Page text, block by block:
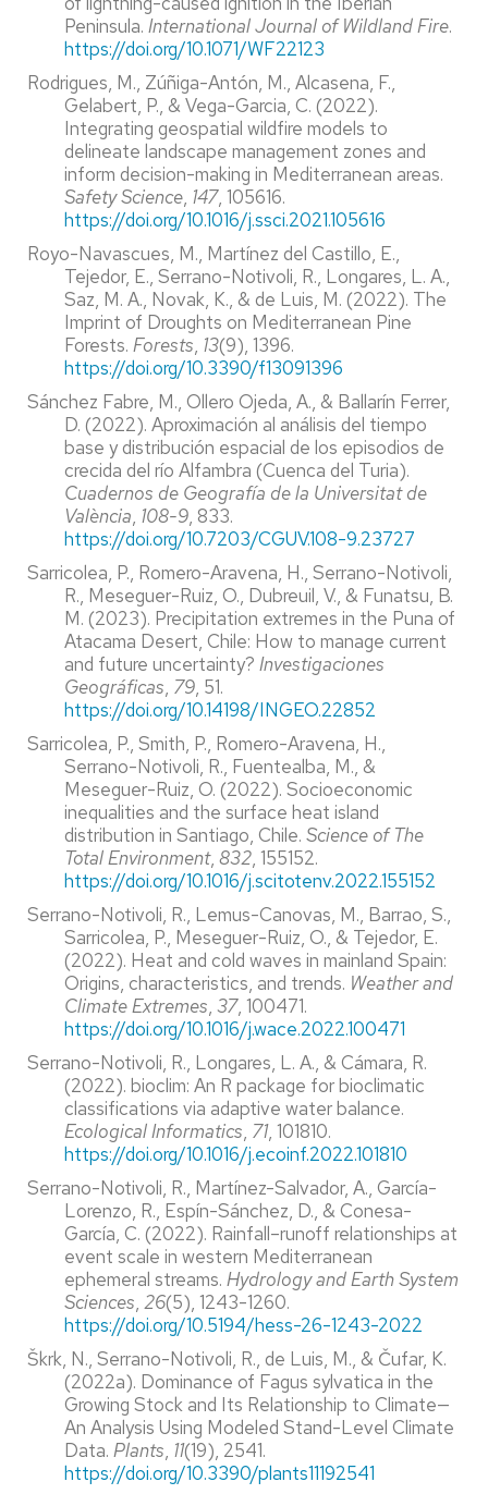
Peninsula. International Journal of Wildland Fire.
https://doi.org/10.1071/WF22123
Rodrigues, M., Zúñiga-Antón, M., Alcasena, F.,
Gelabert, P., & Vega-Garcia, C. (2022).
Integrating geospatial wildfire models to
delineate landscape management zones and
inform decision-making in Mediterranean areas.
Safety Science, 147, 105616.
https://doi.org/10.1016/j.ssci.2021.105616
Royo-Navascues, M., Martínez del Castillo, E.,
Tejedor, E., Serrano-Notivoli, R., Longares, L. A.,
Saz, M. A., Novak, K., & de Luis, M. (2022). The
Imprint of Droughts on Mediterranean Pine
Forests. Forests, 13(9), 1396.
https://doi.org/10.3390/f13091396
Sánchez Fabre, M., Ollero Ojeda, A., & Ballarín Ferrer,
D. (2022). Aproximación al análisis del tiempo
base y distribución espacial de los episodios de
crecida del río Alfambra (Cuenca del Turia).
Cuadernos de Geografía de la Universitat de
València, 108-9, 833.
https://doi.org/10.7203/CGUV.108-9.23727
Sarricolea, P., Romero-Aravena, H., Serrano-Notivoli,
R., Meseguer-Ruiz, O., Dubreuil, V., & Funatsu, B.
M. (2023). Precipitation extremes in the Puna of
Atacama Desert, Chile: How to manage current
and future uncertainty? Investigaciones
Geográficas, 79, 51.
https://doi.org/10.14198/INGEO.22852
Sarricolea, P., Smith, P., Romero-Aravena, H.,
Serrano-Notivoli, R., Fuentealba, M., &
Meseguer-Ruiz, O. (2022). Socioeconomic
inequalities and the surface heat island
distribution in Santiago, Chile. Science of The
Total Environment, 832, 155152.
https://doi.org/10.1016/j.scitotenv.2022.155152
Serrano-Notivoli, R., Lemus-Canovas, M., Barrao, S.,
Sarricolea, P., Meseguer-Ruiz, O., & Tejedor, E.
(2022). Heat and cold waves in mainland Spain:
Origins, characteristics, and trends. Weather and
Climate Extremes, 37, 100471.
https://doi.org/10.1016/j.wace.2022.100471
Serrano-Notivoli, R., Longares, L. A., & Cámara, R.
(2022). bioclim: An R package for bioclimatic
classifications via adaptive water balance.
Ecological Informatics, 71, 101810.
https://doi.org/10.1016/j.ecoinf.2022.101810
Serrano-Notivoli, R., Martínez-Salvador, A., García-
Lorenzo, R., Espín-Sánchez, D., & Conesa-
García, C. (2022). Rainfall–runoff relationships at
event scale in western Mediterranean
ephemeral streams. Hydrology and Earth System
Sciences, 26(5), 1243-1260.
https://doi.org/10.5194/hess-26-1243-2022
Škrk, N., Serrano-Notivoli, R., de Luis, M., & Čufar, K.
(2022a). Dominance of Fagus sylvatica in the
Growing Stock and Its Relationship to Climate—
An Analysis Using Modeled Stand-Level Climate
Data. Plants, 11(19), 2541.
https://doi.org/10.3390/plants11192541